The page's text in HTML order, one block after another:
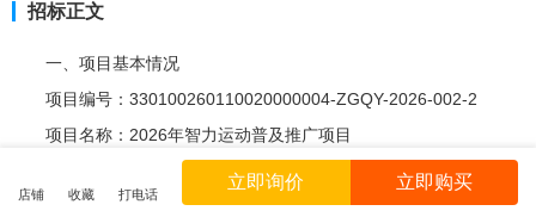
店铺 收藏 打电话
立即询价 立即购买
招标正文
一、项目基本情况
项目编号：330100260110020000004-ZGQY-2026-002-2
项目名称：2026年智力运动普及推广项目
最高限价(元)：2277000